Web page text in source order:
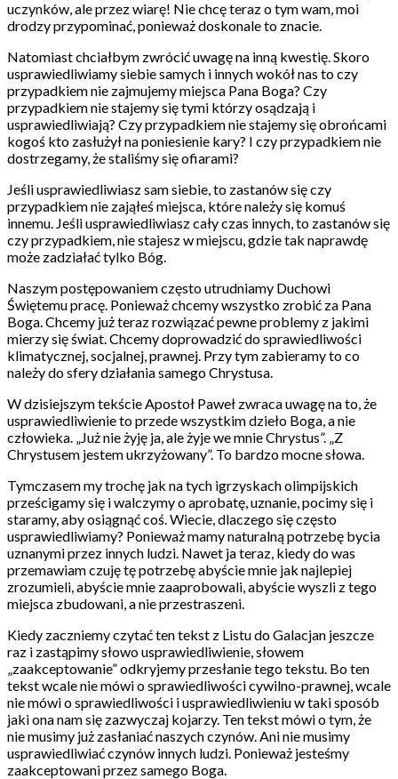
uczynków, ale przez wiarę! Nie chcę teraz o tym wam, moi
drodzy przypominać, ponieważ doskonale to znacie.
Natomiast chciałbym zwrócić uwagę na inną kwestię. Skoro
usprawiedliwiamy siebie samych i innych wokół nas to czy
przypadkiem nie zajmujemy miejsca Pana Boga? Czy
przypadkiem nie stajemy się tymi którzy osądzają i
usprawiedliwiają? Czy przypadkiem nie stajemy się obrońcami
kogoś kto zasłużył na poniesienie kary? I czy przypadkiem nie
dostrzegamy, że staliśmy się ofiarami?
Jeśli usprawiedliwiasz sam siebie, to zastanów się czy
przypadkiem nie zająłeś miejsca, które należy się komuś
innemu. Jeśli usprawiedliwiasz cały czas innych, to zastanów się
czy przypadkiem, nie stajesz w miejscu, gdzie tak naprawdę
może zadziałać tylko Bóg.
Naszym postępowaniem często utrudniamy Duchowi
Świętemu pracę. Ponieważ chcemy wszystko zrobić za Pana
Boga. Chcemy już teraz rozwiązać pewne problemy z jakimi
mierzy się świat. Chcemy doprowadzić do sprawiedliwości
klimatycznej, socjalnej, prawnej. Przy tym zabieramy to co
należy do sfery działania samego Chrystusa.
W dzisiejszym tekście Apostoł Paweł zwraca uwagę na to, że
usprawiedliwienie to przede wszystkim dzieło Boga, a nie
człowieka. „Już nie żyję ja, ale żyje we mnie Chrystus”. „Z
Chrystusem jestem ukrzyżowany”. To bardzo mocne słowa.
Tymczasem my trochę jak na tych igrzyskach olimpijskich
prześcigamy się i walczymy o aprobatę, uznanie, pocimy się i
staramy, aby osiągnąć coś. Wiecie, dlaczego się często
usprawiedliwiamy? Ponieważ mamy naturalną potrzebę bycia
uznanymi przez innych ludzi. Nawet ja teraz, kiedy do was
przemawiam czuję tę potrzebę abyście mnie jak najlepiej
zrozumieli, abyście mnie zaaprobowali, abyście wyszli z tego
miejsca zbudowani, a nie przestraszeni.
Kiedy zaczniemy czytać ten tekst z Listu do Galacjan jeszcze
raz i zastąpimy słowo usprawiedliwienie, słowem
„zaakceptowanie” odkryjemy przesłanie tego tekstu. Bo ten
tekst wcale nie mówi o sprawiedliwości cywilno-prawnej, wcale
nie mówi o sprawiedliwości i usprawiedliwieniu w taki sposób
jaki ona nam się zazwyczaj kojarzy. Ten tekst mówi o tym, że
nie musimy już zasłaniać naszych czynów. Ani nie musimy
usprawiedliwiać czynów innych ludzi. Ponieważ jesteśmy
zaakceptowani przez samego Boga.